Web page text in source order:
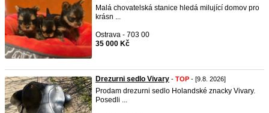
Malá chovatelská stanice hledá milující domov pro
krásn ...
Ostrava - 703 00
35 000 Kč
Drezurni sedlo Vivary - TOP - [9.8. 2026]
Prodam drezurni sedlo Holandské znacky Vivary.
Posedli ...